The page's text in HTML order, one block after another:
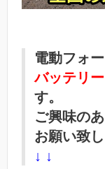
電動フォ
バッテリー
す。
ご興味の
お願い致し
↓ ↓